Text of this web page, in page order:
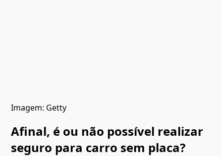
Imagem: Getty
Afinal, é ou não possível realizar
seguro para carro sem placa?